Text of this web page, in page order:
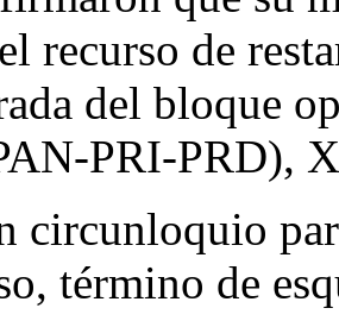
recurso de
del bloque
PRI-PRD),
circunloquio
término de